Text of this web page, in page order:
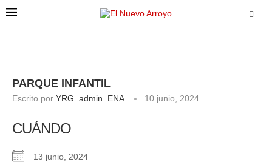
PARQUE INFANTIL
Escrito por YRG_admin_ENA 10 junio, 2024
CUÁNDO
13 junio, 2024